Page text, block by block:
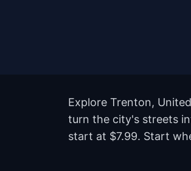
Explore Trenton,
turn the city's streets
start at $7.99. Start